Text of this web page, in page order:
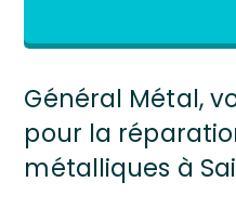
Général Métal,
pour la
métalliques à